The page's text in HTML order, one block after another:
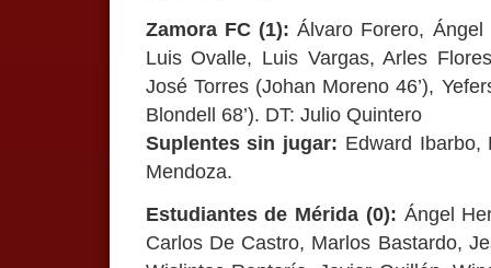
Zamora FC (1):Álvaro Forero,
Luis Ovalle, Luis Vargas, Arles
José Torres (Johan Moreno 46’),
Blondell 68’). DT: Julio Quintero
Suplentes sin jugar: Edward Ibarbo,
Mendoza.
Estudiantes de Mérida (0): Ángel
Carlos De Castro, Marlos Bastardo,